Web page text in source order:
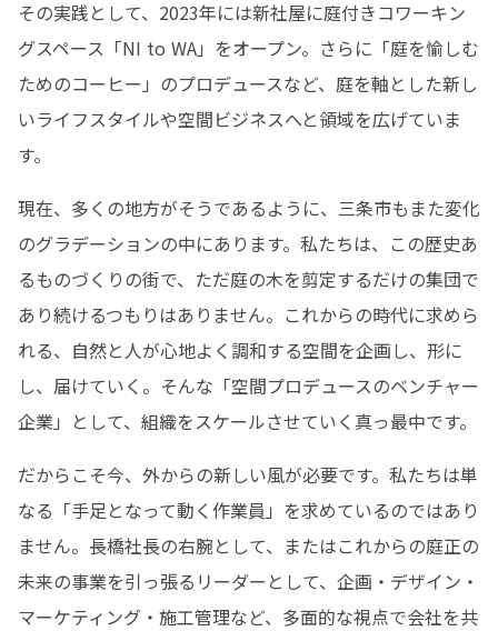
その実践として、2023年には新社屋に庭付きコワーキン
グスペース「NI to WA」をオープン。さらに「庭を愉しむ
ためのコーヒー」のプロデュースなど、庭を軸とした新し
いライフスタイルや空間ビジネスへと領域を広げていま
す。
現在、多くの地方がそうであるように、三条市もまた変化
のグラデーションの中にあります。私たちは、この歴史あ
るものづくりの街で、ただ庭の木を剪定するだけの集団で
あり続けるつもりはありません。これからの時代に求めら
れる、自然と人が心地よく調和する空間を企画し、形に
し、届けていく。そんな「空間プロデュースのベンチャー
企業」として、組織をスケールさせていく真っ最中です。
だからこそ今、外からの新しい風が必要です。私たちは単
なる「手足となって動く作業員」を求めているのではあり
ません。長橋社長の右腕として、またはこれからの庭正の
未来の事業を引っ張るリーダーとして、企画・デザイン・
マーケティング・施工管理など、多面的な視点で会社を共